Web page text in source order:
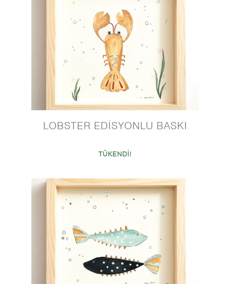
LOBSTER EDİSYONLU BASKI
TÜKENDİ!